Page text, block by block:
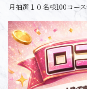
月抽選１０名様100コー